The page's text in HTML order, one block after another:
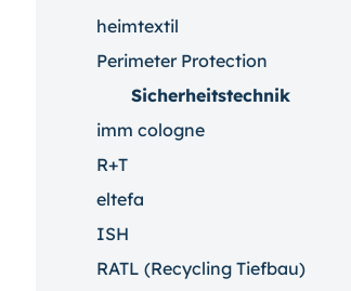
heimtextil
Perimeter Protection
Sicherheitstechnik
imm cologne
R+T
eltefa
ISH
RATL (Recycling Tiefbau)